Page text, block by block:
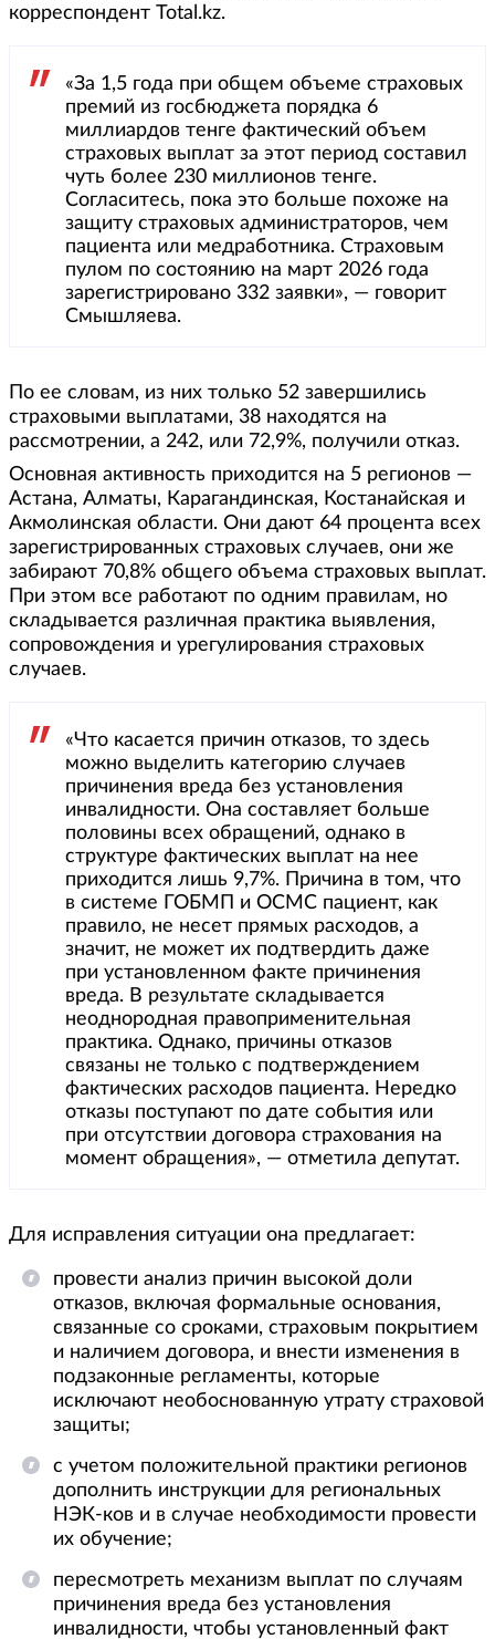
корреспондент Total.kz.
«За 1,5 года при общем объеме страховых
премий из госбюджета порядка 6
миллиардов тенге фактический объем
страховых выплат за этот период составил
чуть более 230 миллионов тенге.
Согласитесь, пока это больше похоже на
защиту страховых администраторов, чем
пациента или медработника. Страховым
пулом по состоянию на март 2026 года
зарегистрировано 332 заявки», — говорит
Смышляева.
По ее словам, из них только 52 завершились
страховыми выплатами, 38 находятся на
рассмотрении, а 242, или 72,9%, получили отказ.
Основная активность приходится на 5 регионов —
Астана, Алматы, Карагандинская, Костанайская и
Акмолинская области. Они дают 64 процента всех
зарегистрированных страховых случаев, они же
забирают 70,8% общего объема страховых выплат.
При этом все работают по одним правилам, но
складывается различная практика выявления,
сопровождения и урегулирования страховых
случаев.
«Что касается причин отказов, то здесь
можно выделить категорию случаев
причинения вреда без установления
инвалидности. Она составляет больше
половины всех обращений, однако в
структуре фактических выплат на нее
приходится лишь 9,7%. Причина в том, что
в системе ГОБМП и ОСМС пациент, как
правило, не несет прямых расходов, а
значит, не может их подтвердить даже
при установленном факте причинения
вреда. В результате складывается
неоднородная правоприменительная
практика. Однако, причины отказов
связаны не только с подтверждением
фактических расходов пациента. Нередко
отказы поступают по дате события или
при отсутствии договора страхования на
момент обращения»​​​​​​, — отметила депутат.
Для исправления ситуации она предлагает:
провести анализ причин высокой доли
отказов, включая формальные основания,
связанные со сроками, страховым покрытием
и наличием договора, и внести изменения в
подзаконные регламенты, которые
исключают необоснованную утрату страховой
защиты;
с учетом положительной практики регионов
дополнить инструкции для региональных
НЭК-ков и в случае необходимости провести
их обучение;
пересмотреть механизм выплат по случаям
причинения вреда без установления
инвалидности, чтобы установленный факт